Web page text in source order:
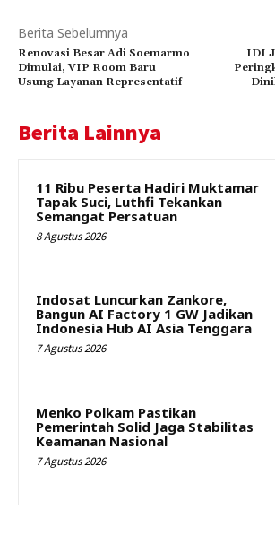
Berita Sebelumnya
Renovasi Besar Adi Soemarmo
Dimulai, VIP Room Baru
Usung Layanan Representatif
IDI
Berita Lainnya
11 Ribu Peserta Hadiri Muktamar
Tapak Suci, Luthfi Tekankan
Semangat Persatuan
8 Agustus 2026
Indosat Luncurkan Zankore,
Bangun AI Factory 1 GW Jadikan
Indonesia Hub AI Asia Tenggara
7 Agustus 2026
Menko Polkam Pastikan
Pemerintah Solid Jaga Stabilitas
Keamanan Nasional
7 Agustus 2026